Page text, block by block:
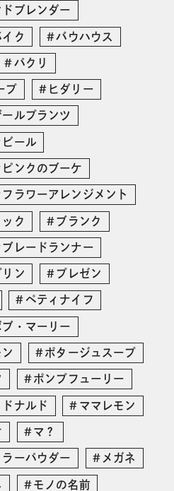
ドブレンダー
ク バウハウス
パクリ
プ ヒダリー
ールプランツ
ビール
ピンクのブーケ
フラワーアレンジメント
ク ブランク
ブレードランナー
リン プレゼン
ペティナイフ
ブ・マーリー
ポタージュスープ
ポンプフューリー
ドナルド ママレモン
マ？
ラーパウダー メガネ
モノの名前